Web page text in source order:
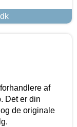
af
Det er din
de originale